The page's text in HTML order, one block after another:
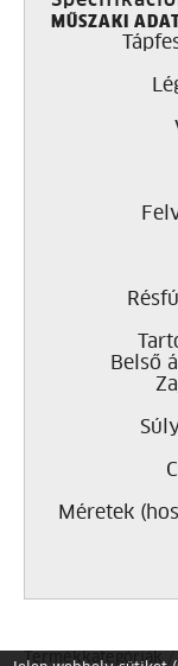
MŰSZAKI
Belső
Méretek
Termékkategóriák /